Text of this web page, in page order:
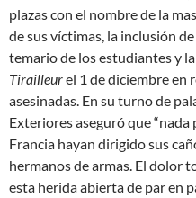
plazas con el nombre de la
de sus víctimas, la inclusión
temario de los estudiantes y
Tirailleurel 1 de diciembre en
asesinadas. En su turno de
Exteriores aseguró que
Francia hayan dirigido sus
hermanos de armas. El dolor
esta herida abierta de par en